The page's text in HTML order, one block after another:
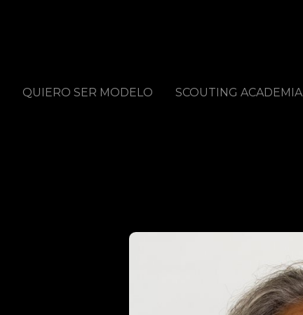
QUIERO SER MODELO SCOUTING ACADEMIA